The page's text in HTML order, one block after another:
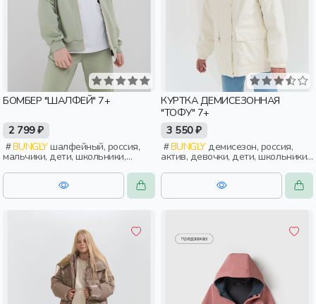
БОМБЕР "ШАЛФЕЙ" 7+
2 799 ₽
BUNGLYшалфейный, россия,
мальчики, дети, школьники,
КУРТКА ДЕМИСЕЗОННАЯ
"ТОФУ" 7+
3 550 ₽
BUNGLYдемисезон, россия,
актив, девочки, дети, школьники,